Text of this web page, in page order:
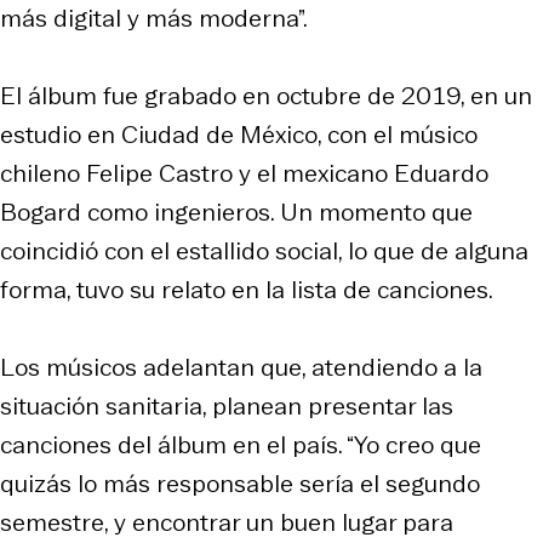
más digital y más moderna”.
El álbum fue grabado en octubre de 2019, en un
estudio en Ciudad de México, con el músico
chileno Felipe Castro y el mexicano Eduardo
Bogard como ingenieros. Un momento que
coincidió con el estallido social, lo que de alguna
forma, tuvo su relato en la lista de canciones.
Los músicos adelantan que, atendiendo a la
situación sanitaria, planean presentar las
canciones del álbum en el país. “Yo creo que
quizás lo más responsable sería el segundo
semestre, y encontrar un buen lugar para